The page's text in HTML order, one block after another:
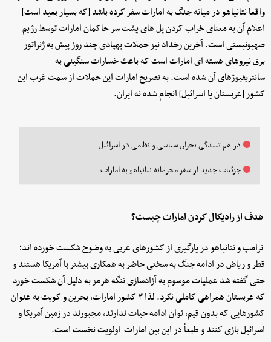
واقعا نتانیاهو در میانه جنگ به امارات سفر کرده باشد [که بسیار بعید است]
اعلام آن به معنای خراب کردن پل های پشت سر حاکمان امارات توسط رژیم
صهیونیستی است. آخرین رخداد نیز حملات پهپادی چند روز پیش به ژنراتور
برق نیروهای هسته ای امارات است که باعث خسارات سنگینی به
سانتریفیوژهای آن شده است. به تصریح امارات این حملات از سمت غرب این
کشور [عربستان یا اسرائیل] انجام شده نه ایران.
در هم تنیدگی بحران سیاسی و نظامی در اسرائیل
جزئیات جدید از سفر محرمانه نتانیاهو به امارات
هدف از رادیکال کردن امارات چیست؟
ترامپ و نتانیاهو در یارگیری از کشورهای عربی به وضوح شکست خورده اند؛
قطر و ریاض در ادامه جنگ به سختی حاضر به همکاری بیشتر با آمریکا هستند و
حتی گفته شد عملیات موسوم به آزادسازی تنگه هرمز به دلیل آن شکست خورد
که عربستان همراهی کاملی نکرد. لذا ۳ کشور امارات، بحرین و کویت به عنوان
کشورهایی که بدون قیم، توان ادامه حیات ندارند، مجبورند در زمین آمریکا و
اسرائیل بازی کنند و طبعاً در این بین امارات اولویت نخست است.